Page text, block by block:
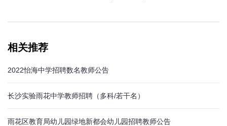
相关推荐
2022怡海中学招聘数名教师公告
长沙实验雨花中学教师招聘（多科/若干名）
雨花区教育局幼儿园绿地新都会幼儿园招聘教师公告